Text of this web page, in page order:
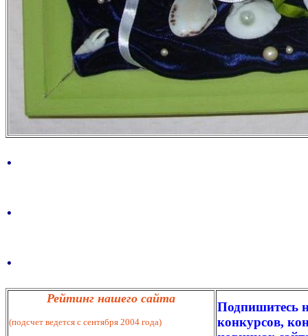
.
.
.
Рейтинг нашего сайта
(подсчет ведется с сентября 2004 года)
Подпишитесь
конкурсов,